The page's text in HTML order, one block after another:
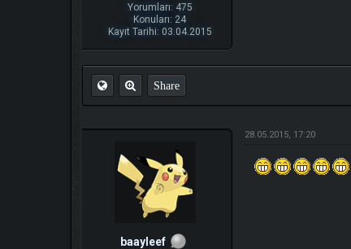
Yorumları: 475
Konuları: 24
Kayıt Tarihi: 03.04.2015
Share
baayleef
28.05.2015, 17:20